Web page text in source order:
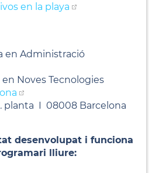
en la playa
en Administració
Noves Tecnologies
planta I 08008 Barcelona
desenvolupat i funciona
lliure: